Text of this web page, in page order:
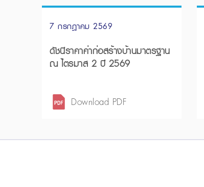
7 กรกฎาคม 2569
ดัชนีราคาค่าก่อสร้างบ้านมาตรฐาน
ณ ไตรมาส 2 ปี 2569
Download PDF